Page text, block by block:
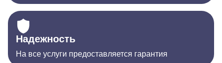
Надежность
На все услуги предоставляется гарантия